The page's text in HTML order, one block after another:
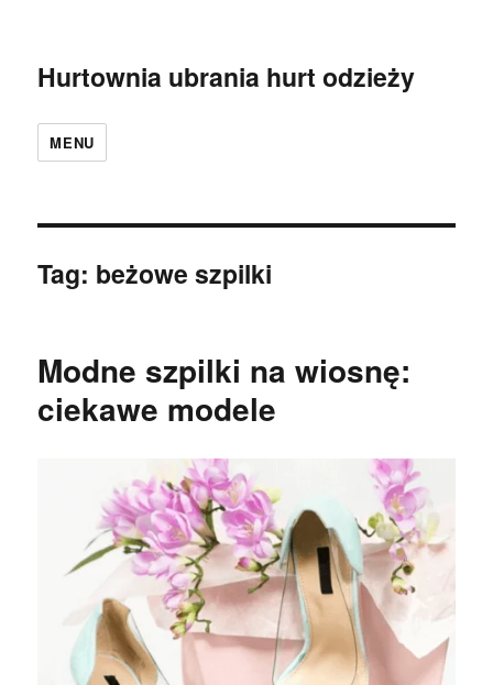
Hurtownia ubrania hurt odzieży
MENU
Tag: beżowe szpilki
Modne szpilki na wiosnę:
ciekawe modele